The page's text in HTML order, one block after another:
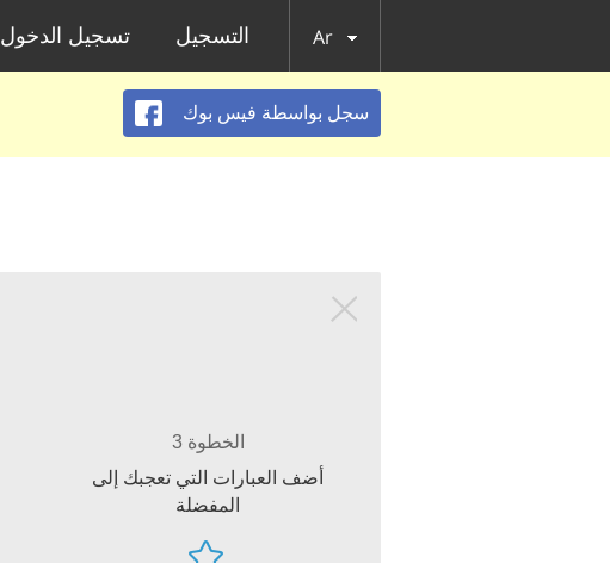
تسجيل الدخول التسجيل Ar
سجل بواسطة فيس بوك
الخطوة 3
أضف العبارات التي تعجبك إلى
المفضلة